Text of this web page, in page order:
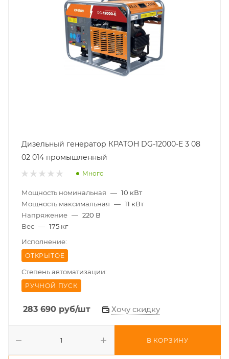
Дизельный генератор КРАТОН DG-12000-E 3 08
02 014 промышленный
Много
Мощность номинальная — 10 кВт
Мощность максимальная — 11 кВт
Напряжение — 220 В
Вес — 175 кг
Исполнение:
ОТКРЫТОЕ
Степень автоматизации:
РУЧНОЙ ПУСК
283 690 руб/шт Хочу скидку
В КОРЗИНУ